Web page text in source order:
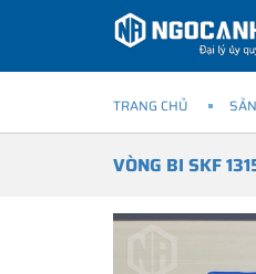
TRANG CHỦ
VÒNG BI SKF